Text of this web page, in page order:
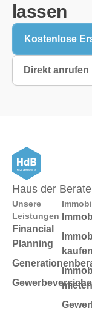
lassen
Kostenlose
Direkt anrufen
Haus der
Unsere
Leistungen
Financial
Planning
kaufen
mieten